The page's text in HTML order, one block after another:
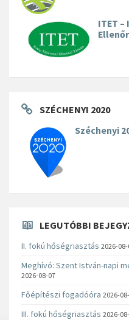
ITET
SZÉCHENYI 2020
Széchenyi
LEGUTÓBBI
II. fokú hőségriasztás 2026-
Meghívó: Szent István-napi
2026-08-07
Főépítészi fogadóóra 2026-
III. fokú hőségriasztás 2026-